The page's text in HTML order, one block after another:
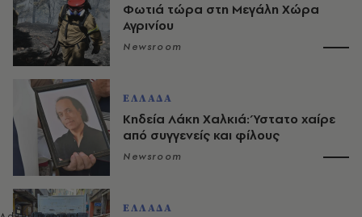
Φωτιά τώρα στη Μεγάλη Χώρα
Αγρινίου
Newsroom
ΕΛΛΑΔΑ
Κηδεία Λάκη Χαλκιά: Ύστατο χαίρε
από συγγενείς και φίλους
Newsroom
ΕΛΛΑΔΑ